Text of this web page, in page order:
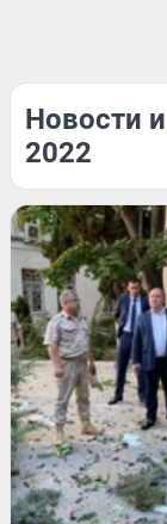
Новости
2022